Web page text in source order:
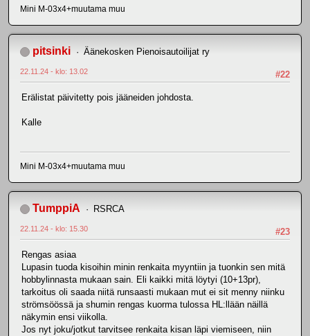
Mini M-03x4+muutama muu
pitsinki Äänekosken Pienoisautoilijat ry
#22
22.11.24 - klo: 13.02
Erälistat päivitetty pois jääneiden johdosta.
Kalle
Mini M-03x4+muutama muu
TumppiA RSRCA
#23
22.11.24 - klo: 15.30
Rengas asiaa
Lupasin tuoda kisoihin minin renkaita myyntiin ja tuonkin sen mitä
hobbylinnasta mukaan sain. Eli kaikki mitä löytyi (10+13pr),
tarkoitus oli saada niitä runsaasti mukaan mut ei sit menny niinku
strömsöössä ja shumin rengas kuorma tulossa HL:llään näillä
näkymin ensi viikolla.
Jos nyt joku/jotkut tarvitsee renkaita kisan läpi viemiseen, niin